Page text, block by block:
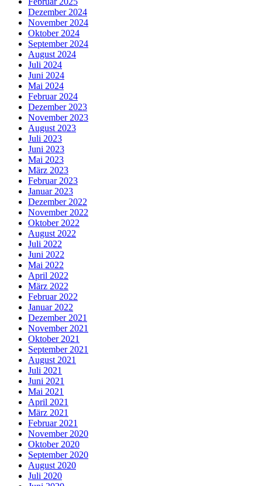
Dezember 2024
November 2024
Oktober 2024
September 2024
August 2024
Juli 2024
Juni 2024
Mai 2024
Februar 2024
Dezember 2023
November 2023
August 2023
Juli 2023
Juni 2023
Mai 2023
März 2023
Februar 2023
Januar 2023
Dezember 2022
November 2022
Oktober 2022
August 2022
Juli 2022
Juni 2022
Mai 2022
April 2022
März 2022
Februar 2022
Januar 2022
Dezember 2021
November 2021
Oktober 2021
September 2021
August 2021
Juli 2021
Juni 2021
Mai 2021
April 2021
März 2021
Februar 2021
November 2020
Oktober 2020
September 2020
August 2020
Juli 2020